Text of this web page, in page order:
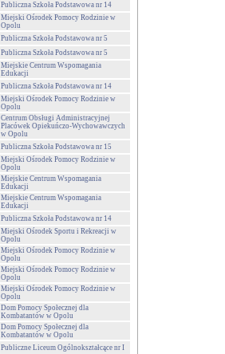
Publiczna Szkoła Podstawowa nr 14
Miejski Ośrodek Pomocy Rodzinie w
Opolu
Publiczna Szkoła Podstawowa nr 5
Publiczna Szkoła Podstawowa nr 5
Miejskie Centrum Wspomagania
Edukacji
Publiczna Szkoła Podstawowa nr 14
Miejski Ośrodek Pomocy Rodzinie w
Opolu
Centrum Obsługi Administracyjnej
Placówek Opiekuńczo-Wychowawczych
w Opolu
Publiczna Szkoła Podstawowa nr 15
Miejski Ośrodek Pomocy Rodzinie w
Opolu
Miejskie Centrum Wspomagania
Edukacji
Miejskie Centrum Wspomagania
Edukacji
Publiczna Szkoła Podstawowa nr 14
Miejski Ośrodek Sportu i Rekreacji w
Opolu
Miejski Ośrodek Pomocy Rodzinie w
Opolu
Miejski Ośrodek Pomocy Rodzinie w
Opolu
Miejski Ośrodek Pomocy Rodzinie w
Opolu
Dom Pomocy Społecznej dla
Kombatantów w Opolu
Dom Pomocy Społecznej dla
Kombatantów w Opolu
Publiczne Liceum Ogólnokształcące nr I